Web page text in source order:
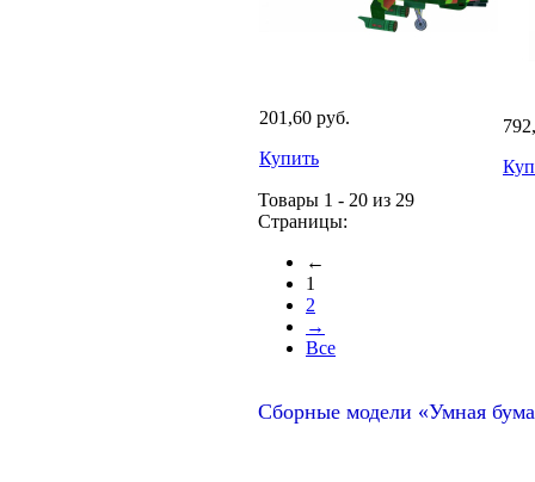
201,60 руб.
Купить
Товары 1 - 20 из 29
Страницы:
←
1
2
→
Все
Сборные модели «Умная